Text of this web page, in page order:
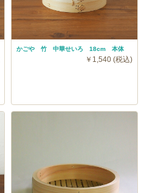
かごや 竹 中華せいろ 18cm 本体
￥1,540 (税込)